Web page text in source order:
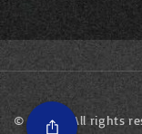
©2026 - All rights